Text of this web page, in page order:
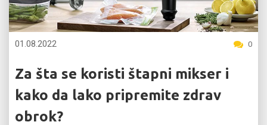
01.08.2022 0
Za šta se koristi štapni mikser i
kako da lako pripremite zdrav
obrok?